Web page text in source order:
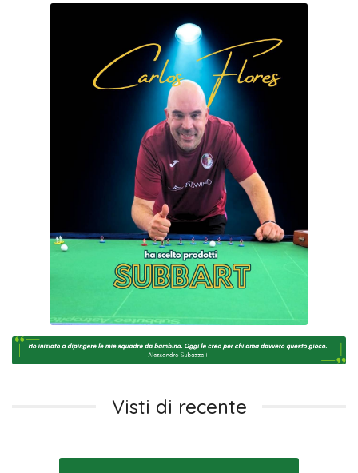
Visti di recente